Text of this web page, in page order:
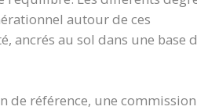
autour de ces
ancrés au sol dans une base
de référence, une commission